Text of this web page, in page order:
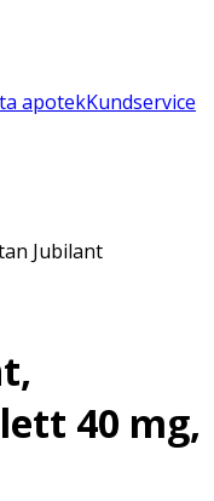
apotekKundservice
Jubilant
40 mg,